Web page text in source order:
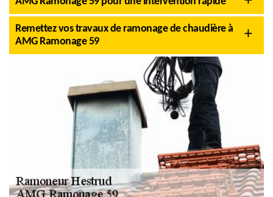
Remettez vos travaux de ramonage de chaudière à
AMG Ramonage 59